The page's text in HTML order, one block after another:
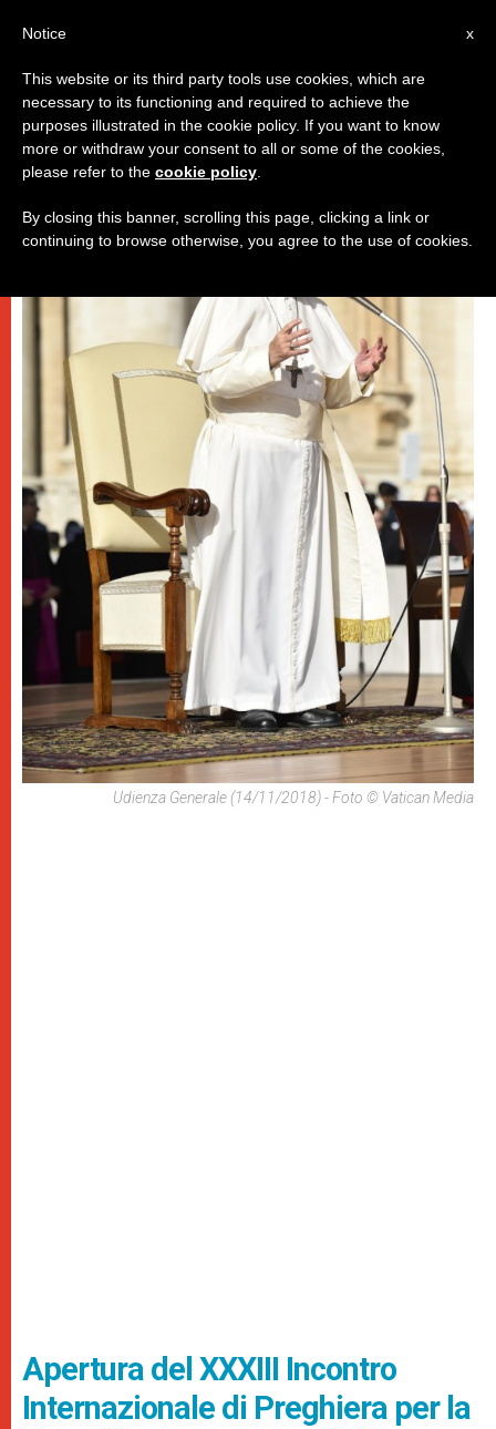
PAPI
Udienza Generale (14/11/2018) - Foto © Vatican Media
Apertura del XXXIII Incontro
Internazionale di Preghiera per la
x
Notice
This website or its third party tools use cookies, which are
necessary to its functioning and required to achieve the
purposes illustrated in the cookie policy. If you want to know
more or withdraw your consent to all or some of the cookies,
please refer to the cookie policy
By closing this banner, scrolling this page, clicking a link or
continuing to browse otherwise, you agree to the use of cookies.